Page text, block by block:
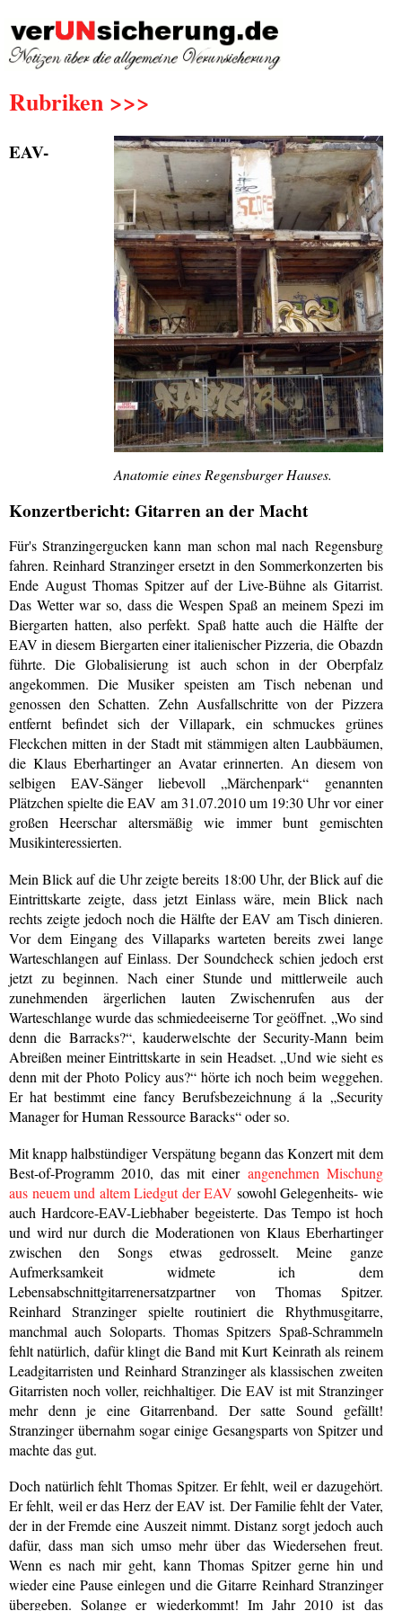
Rubriken >>>
Anatomie eines Regensburger Hauses.
EAV-
Konzertbericht: Gitarren an der Macht
Für's Stranzingergucken kann man schon mal nach Regensburg
fahren. Reinhard Stranzinger ersetzt in den Sommerkonzerten bis
Ende August Thomas Spitzer auf der Live-Bühne als Gitarrist.
Das Wetter war so, dass die Wespen Spaß an meinem Spezi im
Biergarten hatten, also perfekt. Spaß hatte auch die Hälfte der
EAV in diesem Biergarten einer italienischer Pizzeria, die Obazdn
führte. Die Globalisierung ist auch schon in der Oberpfalz
angekommen. Die Musiker speisten am Tisch nebenan und
genossen den Schatten. Zehn Ausfallschritte von der Pizzera
entfernt befindet sich der Villapark, ein schmuckes grünes
Fleckchen mitten in der Stadt mit stämmigen alten Laubbäumen,
die Klaus Eberhartinger an Avatar erinnerten. An diesem von
selbigen EAV-Sänger liebevoll „Märchenpark“ genannten
Plätzchen spielte die EAV am 31.07.2010 um 19:30 Uhr vor einer
großen Heerschar altersmäßig wie immer bunt gemischten
Musikinteressierten.
Mein Blick auf die Uhr zeigte bereits 18:00 Uhr, der Blick auf die
Eintrittskarte zeigte, dass jetzt Einlass wäre, mein Blick nach
rechts zeigte jedoch noch die Hälfte der EAV am Tisch dinieren.
Vor dem Eingang des Villaparks warteten bereits zwei lange
Warteschlangen auf Einlass. Der Soundcheck schien jedoch erst
jetzt zu beginnen. Nach einer Stunde und mittlerweile auch
zunehmenden ärgerlichen lauten Zwischenrufen aus der
Warteschlange wurde das schmiedeeiserne Tor geöffnet. „Wo sind
denn die Barracks?“, kauderwelschte der Security-Mann beim
Abreißen meiner Eintrittskarte in sein Headset. „Und wie sieht es
denn mit der Photo Policy aus?“ hörte ich noch beim weggehen.
Er hat bestimmt eine fancy Berufsbezeichnung á la „Security
Manager for Human Ressource Baracks“ oder so.
Mit knapp halbstündiger Verspätung begann das Konzert mit dem
Best-of-Programm 2010, das mit einer angenehmen Mischung
aus neuem und altem Liedgut der EAV sowohl Gelegenheits- wie
auch Hardcore-EAV-Liebhaber begeisterte. Das Tempo ist hoch
und wird nur durch die Moderationen von Klaus Eberhartinger
zwischen den Songs etwas gedrosselt. Meine ganze
Aufmerksamkeit widmete ich dem
Lebensabschnittgitarrenersatzpartner von Thomas Spitzer.
Reinhard Stranzinger spielte routiniert die Rhythmusgitarre,
manchmal auch Soloparts. Thomas Spitzers Spaß-Schrammeln
fehlt natürlich, dafür klingt die Band mit Kurt Keinrath als reinem
Leadgitarristen und Reinhard Stranzinger als klassischen zweiten
Gitarristen noch voller, reichhaltiger. Die EAV ist mit Stranzinger
mehr denn je eine Gitarrenband. Der satte Sound gefällt!
Stranzinger übernahm sogar einige Gesangsparts von Spitzer und
machte das gut.
Doch natürlich fehlt Thomas Spitzer. Er fehlt, weil er dazugehört.
Er fehlt, weil er das Herz der EAV ist. Der Familie fehlt der Vater,
der in der Fremde eine Auszeit nimmt. Distanz sorgt jedoch auch
dafür, dass man sich umso mehr über das Wiedersehen freut.
Wenn es nach mir geht, kann Thomas Spitzer gerne hin und
wieder eine Pause einlegen und die Gitarre Reinhard Stranzinger
übergeben. Solange er wiederkommt! Im Jahr 2010 ist das